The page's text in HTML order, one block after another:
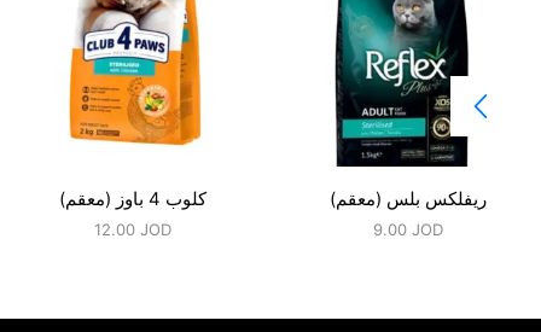
ريفلكس بلس (معقم)
9.00JOD
كلوب 4 باوز (معقم)
12.00 JOD